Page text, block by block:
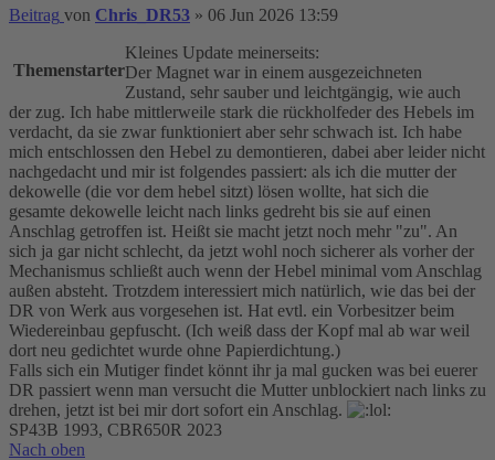
Beitrag von Chris_DR53 » 06 Jun 2026 13:59
Themenstarter
Kleines Update meinerseits:
Der Magnet war in einem ausgezeichneten
Zustand, sehr sauber und leichtgängig, wie auch
der zug. Ich habe mittlerweile stark die rückholfeder des Hebels im
verdacht, da sie zwar funktioniert aber sehr schwach ist. Ich habe
mich entschlossen den Hebel zu demontieren, dabei aber leider nicht
nachgedacht und mir ist folgendes passiert: als ich die mutter der
dekowelle (die vor dem hebel sitzt) lösen wollte, hat sich die
gesamte dekowelle leicht nach links gedreht bis sie auf einen
Anschlag getroffen ist. Heißt sie macht jetzt noch mehr "zu". An
sich ja gar nicht schlecht, da jetzt wohl noch sicherer als vorher der
Mechanismus schließt auch wenn der Hebel minimal vom Anschlag
außen absteht. Trotzdem interessiert mich natürlich, wie das bei der
DR von Werk aus vorgesehen ist. Hat evtl. ein Vorbesitzer beim
Wiedereinbau gepfuscht. (Ich weiß dass der Kopf mal ab war weil
dort neu gedichtet wurde ohne Papierdichtung.)
Falls sich ein Mutiger findet könnt ihr ja mal gucken was bei euerer
DR passiert wenn man versucht die Mutter unblockiert nach links zu
drehen, jetzt ist bei mir dort sofort ein Anschlag.
SP43B 1993, CBR650R 2023
Nach oben